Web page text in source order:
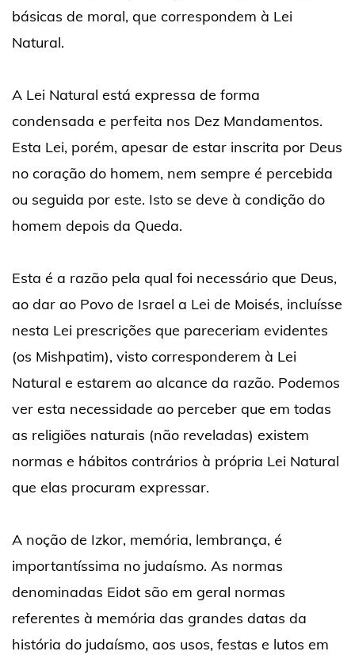
básicas de moral, que correspondem à Lei
Natural.
A Lei Natural está expressa de forma
condensada e perfeita nos Dez Mandamentos.
Esta Lei, porém, apesar de estar inscrita por Deus
no coração do homem, nem sempre é percebida
ou seguida por este. Isto se deve à condição do
homem depois da Queda.
Esta é a razão pela qual foi necessário que Deus,
ao dar ao Povo de Israel a Lei de Moisés, incluísse
nesta Lei prescrições que pareceriam evidentes
(os Mishpatim), visto corresponderem à Lei
Natural e estarem ao alcance da razão. Podemos
ver esta necessidade ao perceber que em todas
as religiões naturais (não reveladas) existem
normas e hábitos contrários à própria Lei Natural
que elas procuram expressar.
A noção de Izkor, memória, lembrança, é
importantíssima no judaísmo. As normas
denominadas Eidot são em geral normas
referentes à memória das grandes datas da
história do judaísmo, aos usos, festas e lutos em